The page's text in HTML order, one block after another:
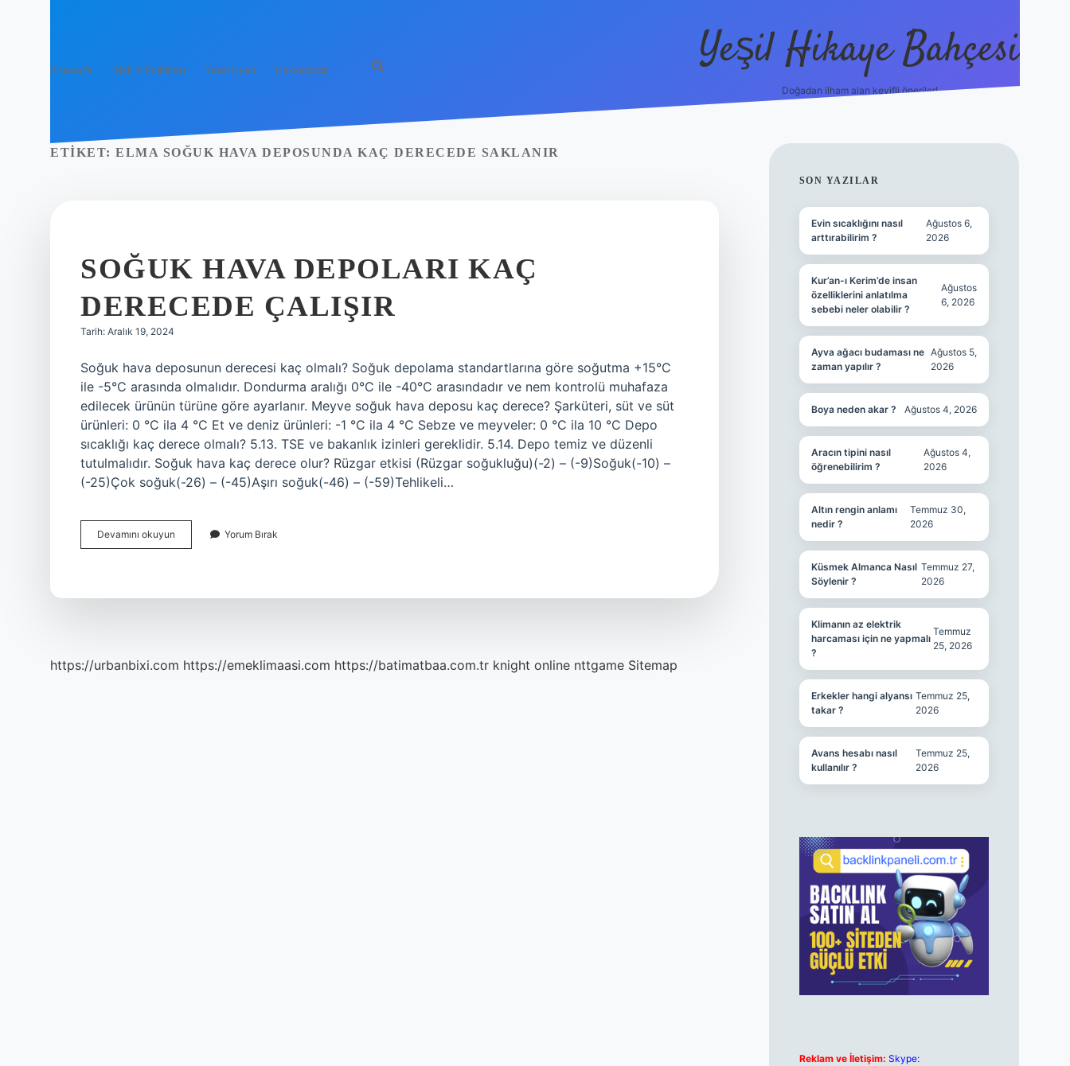
Anasayfa Gizlilik Politikası Yasal Uyarı Hakkımızda Yeşil Hikaye Bahçesi
Doğadan ilham alan keyifli öneriler!
ETIKET: ELMA SOĞUK HAVA DEPOSUNDA KAÇ DERECEDE SAKLANIR
SOĞUK HAVA DEPOLARI KAÇ
DERECEDE ÇALIŞIR
Tarih: Aralık 19, 2024
Soğuk hava deposunun derecesi kaç olmalı? Soğuk depolama standartlarına göre soğutma +15°C
ile -5°C arasında olmalıdır. Dondurma aralığı 0°C ile -40°C arasındadır ve nem kontrolü muhafaza
edilecek ürünün türüne göre ayarlanır. Meyve soğuk hava deposu kaç derece? Şarküteri, süt ve süt
ürünleri: 0 °C ila 4 °C Et ve deniz ürünleri: -1 °C ila 4 °C Sebze ve meyveler: 0 °C ila 10 °C Depo
sıcaklığı kaç derece olmalı? 5.13. TSE ve bakanlık izinleri gereklidir. 5.14. Depo temiz ve düzenli
tutulmalıdır. Soğuk hava kaç derece olur? Rüzgar etkisi (Rüzgar soğukluğu)(-2) – (-9)Soğuk(-10) –
(-25)Çok soğuk(-26) – (-45)Aşırı soğuk(-46) – (-59)Tehlikeli…
Devamını okuyun
Hava
Yorum Bırak
https://urbanbixi.com https://emeklimaasi.com https://batimatbaa.com.tr knight online nttgame Sitemap
SIDEBAR
SON YAZILAR
Evin sıcaklığını nasıl
arttırabilirim ?
Ağustos 6,
2026
Kur’an-ı Kerim’de insan
özelliklerini anlatılma
sebebi neler olabilir ?
Ağustos
6, 2026
Ayva ağacı budaması ne
zaman yapılır ?
Ağustos 5,
2026
Boya neden akar ? Ağustos 4, 2026
Aracın tipini nasıl
öğrenebilirim ?
Ağustos 4,
2026
Altın rengin anlamı
nedir ?
Temmuz 30,
2026
Küsmek Almanca Nasıl
Söylenir ?
Temmuz 27,
2026
Klimanın az elektrik
harcaması için ne yapmalı
?
Temmuz
25, 2026
Erkekler hangi alyansı
takar ?
Temmuz 25,
2026
Avans hesabı nasıl
kullanılır ?
Temmuz 25,
2026
Reklam ve İletişim: Skype:
https://betci.co/en